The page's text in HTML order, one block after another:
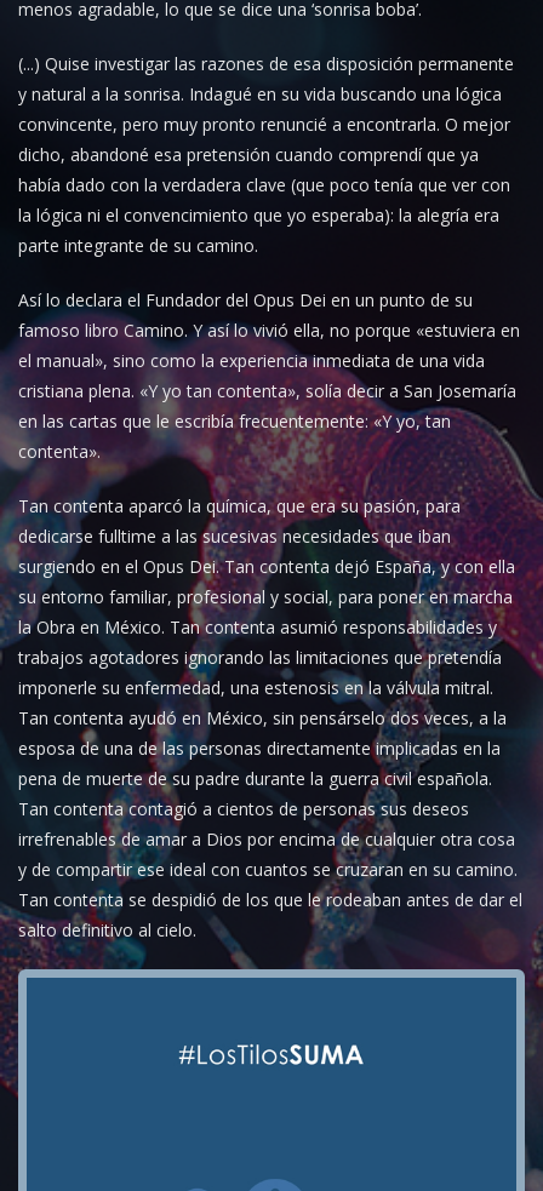
menos agradable, lo que se dice una ‘sonrisa boba’.
(...) Quise investigar las razones de esa disposición permanente
y natural a la sonrisa. Indagué en su vida buscando una lógica
convincente, pero muy pronto renuncié a encontrarla. O mejor
dicho, abandoné esa pretensión cuando comprendí que ya
había dado con la verdadera clave (que poco tenía que ver con
la lógica ni el convencimiento que yo esperaba): la alegría era
parte integrante de su camino.
Así lo declara el Fundador del Opus Dei en un punto de su
famoso libro Camino. Y así lo vivió ella, no porque «estuviera en
el manual», sino como la experiencia inmediata de una vida
cristiana plena. «Y yo tan contenta», solía decir a San Josemaría
en las cartas que le escribía frecuentemente: «Y yo, tan
contenta».
Tan contenta aparcó la química, que era su pasión, para
dedicarse fulltime a las sucesivas necesidades que iban
surgiendo en el Opus Dei. Tan contenta dejó España, y con ella
su entorno familiar, profesional y social, para poner en marcha
la Obra en México. Tan contenta asumió responsabilidades y
trabajos agotadores ignorando las limitaciones que pretendía
imponerle su enfermedad, una estenosis en la válvula mitral.
Tan contenta ayudó en México, sin pensárselo dos veces, a la
esposa de una de las personas directamente implicadas en la
pena de muerte de su padre durante la guerra civil española.
Tan contenta contagió a cientos de personas sus deseos
irrefrenables de amar a Dios por encima de cualquier otra cosa
y de compartir ese ideal con cuantos se cruzaran en su camino.
Tan contenta se despidió de los que le rodeaban antes de dar el
salto definitivo al cielo.